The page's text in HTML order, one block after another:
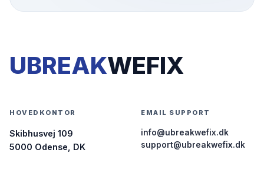
UBREAKWEFIX
HOVEDKONTOR
Skibhusvej 109
5000 Odense, DK
EMAIL SUPPORT
info@ubreakwefix.dk
support@ubreakwefix.dk